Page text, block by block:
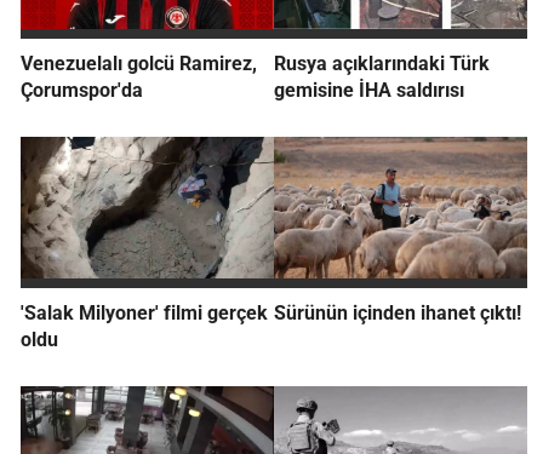
Venezuelalı golcü Ramirez,
Çorumspor'da
Rusya açıklarındaki Türk
gemisine İHA saldırısı
'Salak Milyoner' filmi gerçek
oldu
Sürünün içinden ihanet çıktı!